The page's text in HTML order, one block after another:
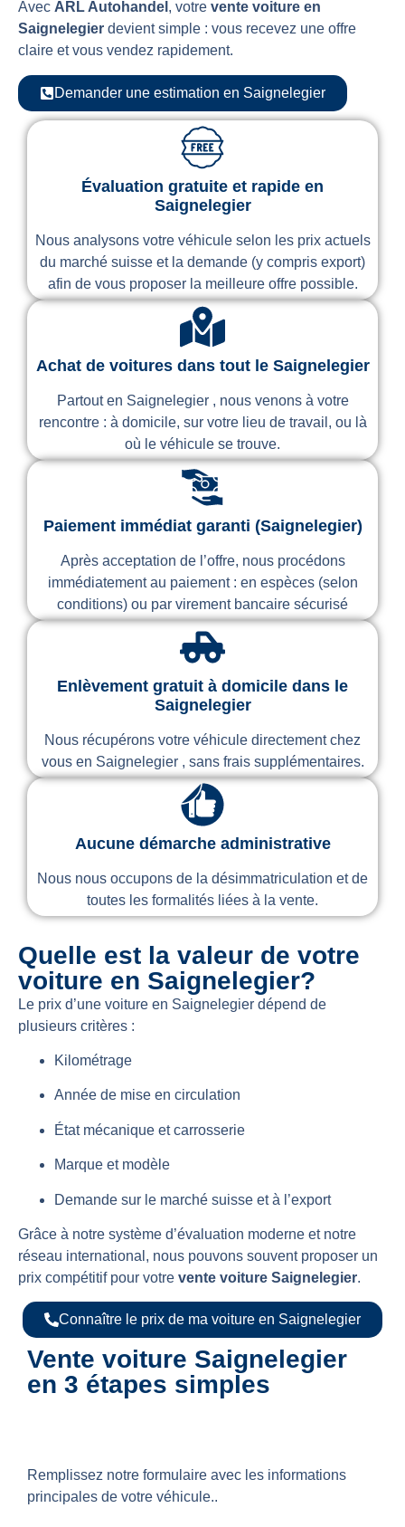
Avec ARL Autohandel , votre vente voiture en
Saignelegier devient simple : vous recevez une offre
claire et vous vendez rapidement.
Demander une estimation en Saignelegier
Évaluation gratuite et rapide en
Saignelegier
Nous analysons votre véhicule selon les prix actuels
du marché suisse et la demande (y compris export)
afin de vous proposer la meilleure offre possible.
Achat de voitures dans tout le Saignelegier
Partout en Saignelegier , nous venons à votre
rencontre : à domicile, sur votre lieu de travail, ou là
où le véhicule se trouve.
Paiement immédiat garanti (Saignelegier)
Après acceptation de l’offre, nous procédons
immédiatement au paiement : en espèces (selon
conditions) ou par virement bancaire sécurisé
Enlèvement gratuit à domicile dans le
Saignelegier
Nous récupérons votre véhicule directement chez
vous en Saignelegier , sans frais supplémentaires.
Aucune démarche administrative
Nous nous occupons de la désimmatriculation et de
toutes les formalités liées à la vente.
Quelle est la valeur de votre
voiture en Saignelegier?
Le prix d’une voiture en Saignelegier dépend de
plusieurs critères :
Kilométrage
Année de mise en circulation
État mécanique et carrosserie
Marque et modèle
Demande sur le marché suisse et à l’export
Grâce à notre système d’évaluation moderne et notre
réseau international, nous pouvons souvent proposer un
prix compétitif pour votre vente voiture Saignelegier.
Connaître le prix de ma voiture en Saignelegier
Vente voiture Saignelegier
en 3 étapes simples
Remplissez notre formulaire avec les informations
principales de votre véhicule..